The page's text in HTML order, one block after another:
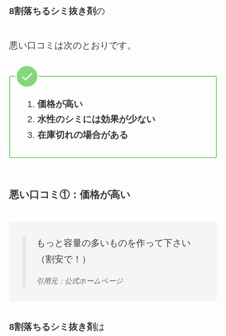
8割落ちるシミ抜き剤の
悪い口コミは次のとおりです。
価格が高い
水性のシミには効果が少ない
在庫切れの場合がある
悪い口コミ①：価格が高い
もっと容量の多いものを作って下さい
（割安で！）
引用元：公式ホームページ
8割落ちるシミ抜き剤 は